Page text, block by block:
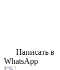
Написать в
WhatsApp